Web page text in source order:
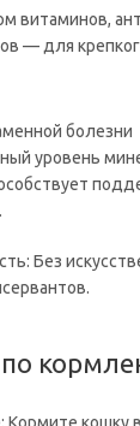
витаминов,
— для
болезни
уровень
Без